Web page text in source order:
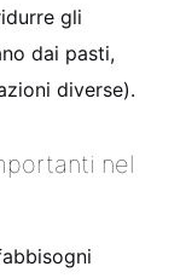
gli
dai pasti,
diverse).
nel